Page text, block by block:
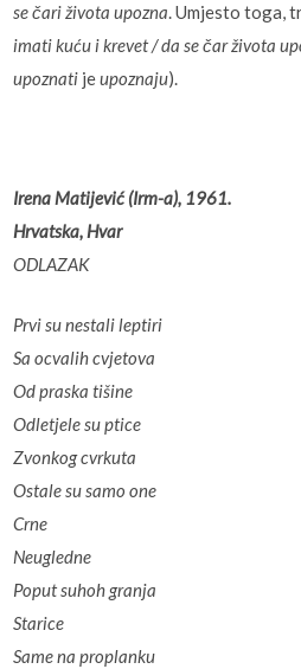
se čari života upozna. Umjesto toga,
imati kuću i krevet / da se čar života
upoznati jeupoznaju).
Irena Matijević (Irm-a), 1961.
Hrvatska, Hvar
ODLAZAK
Prvi su nestali leptiri
Sa ocvalih cvjetova
Od praska tišine
Odletjele su ptice
Zvonkog cvrkuta
Ostale su samo one
Crne
Neugledne
Poput suhoh granja
Starice
Same na proplanku